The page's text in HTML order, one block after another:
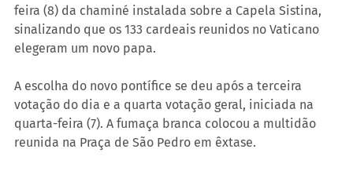
feira (8) da chaminé instalada sobre a Capela Sistina,
sinalizando que os 133 cardeais reunidos no Vaticano
elegeram um novo papa.
A escolha do novo pontífice se deu após a terceira
votação do dia e a quarta votação geral, iniciada na
quarta-feira (7). A fumaça branca colocou a multidão
reunida na Praça de São Pedro em êxtase.